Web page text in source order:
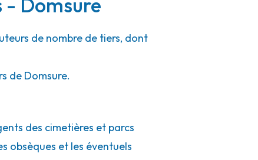
de nombre de tiers, dont
de Domsure.
des cimetières et parcs
obsèques et les éventuels